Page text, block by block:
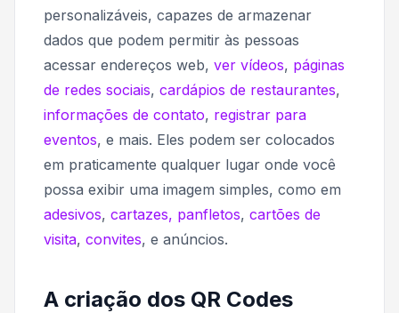
personalizáveis, capazes de armazenar
dados que podem permitir às pessoas
acessar endereços web, ver vídeos, páginas
de redes sociais, cardápios de restaurantes,
informações de contato, registrar para
eventos, e mais. Eles podem ser colocados
em praticamente qualquer lugar onde você
possa exibir uma imagem simples, como em
adesivos, cartazes, panfletos, cartões de
visita, convites, e anúncios.
A criação dos QR Codes